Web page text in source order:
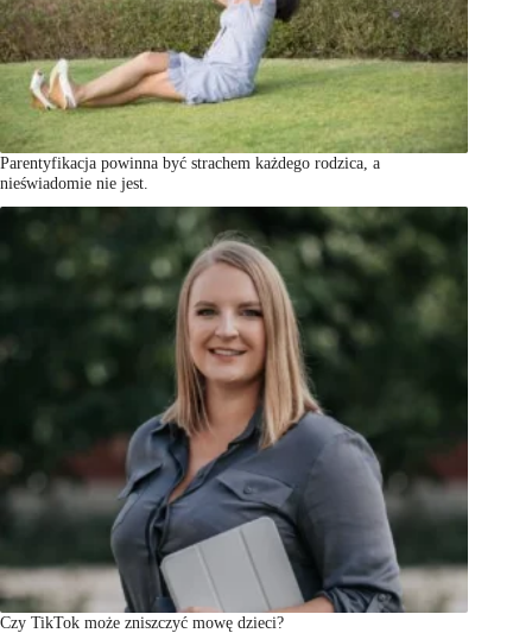
Parentyfikacja powinna być strachem każdego rodzica, a
nieświadomie nie jest.
Czy TikTok może zniszczyć mowę dzieci?